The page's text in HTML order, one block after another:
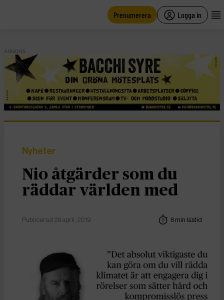
Prenumerera Logga in
ANNONS
Nyheter
Nio åtgärder som du
räddar världen med
Publicerad 29 april, 2019 6 min lästid